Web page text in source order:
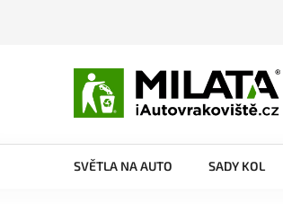
SVĚTLA NA AUTO SADY KOL